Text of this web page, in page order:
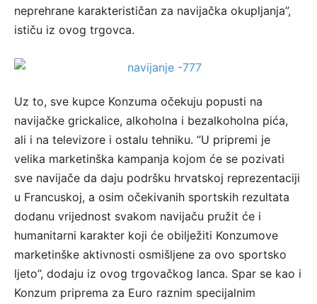
neprehrane karakterističan za navijačka okupljanja”,
ističu iz ovog trgovca.
Uz to, sve kupce Konzuma očekuju popusti na
navijačke grickalice, alkoholna i bezalkoholna pića,
ali i na televizore i ostalu tehniku. “U pripremi je
velika marketinška kampanja kojom će se pozivati
sve navijače da daju podršku hrvatskoj reprezentaciji
u Francuskoj, a osim očekivanih sportskih rezultata
dodanu vrijednost svakom navijaču pružit će i
humanitarni karakter koji će obilježiti Konzumove
marketinške aktivnosti osmišljene za ovo sportsko
ljeto”, dodaju iz ovog trgovačkog lanca. Spar se kao i
Konzum priprema za Euro raznim specijalnim